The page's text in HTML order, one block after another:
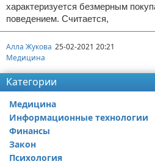
характеризуется безмерным
поведением. Считается,
Алла Жукова 25-02-2021 20:21
Медицина
Категории
Медицина
Информационные технологии
Финансы
Закон
Психология